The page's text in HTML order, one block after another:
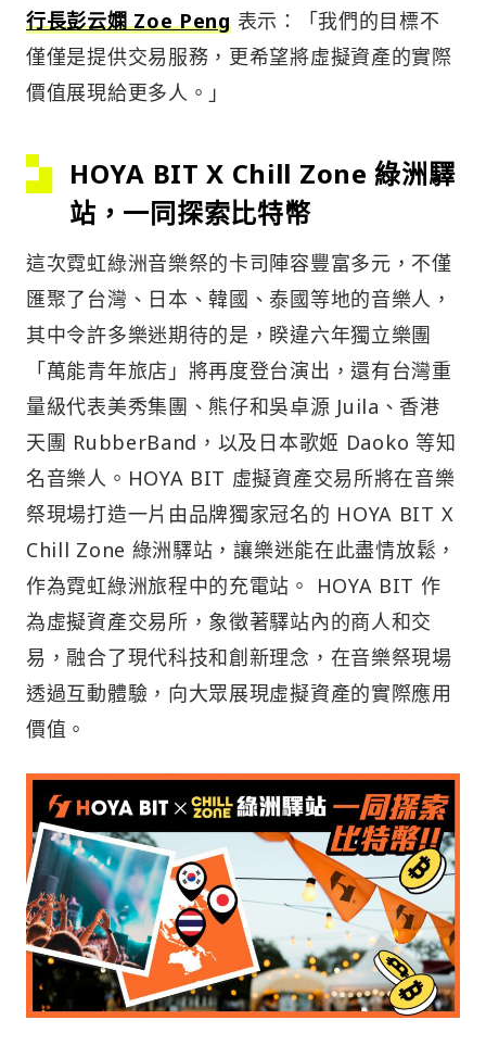
行長彭云嫻 Zoe Peng表示：「我們的目標不
僅僅是提供交易服務，更希望將虛擬資產的實際
價值展現給更多人。」
HOYA BIT X Chill Zone 綠洲驛
站，一同探索比特幣
這次霓虹綠洲音樂祭的卡司陣容豐富多元，不僅
匯聚了台灣、日本、韓國、泰國等地的音樂人，
其中令許多樂迷期待的是，睽違六年獨立樂團
「萬能青年旅店」將再度登台演出，還有台灣重
量級代表美秀集團、熊仔和吳卓源 Juila、香港
天團 RubberBand，以及日本歌姬 Daoko 等知
名音樂人。HOYA BIT 虛擬資產交易所將在音樂
祭現場打造一片由品牌獨家冠名的 HOYA BIT X
Chill Zone 綠洲驛站，讓樂迷能在此盡情放鬆，
作為霓虹綠洲旅程中的充電站。 HOYA BIT 作
為虛擬資產交易所，象徵著驛站內的商人和交
易，融合了現代科技和創新理念，在音樂祭現場
透過互動體驗，向大眾展現虛擬資產的實際應用
價值。